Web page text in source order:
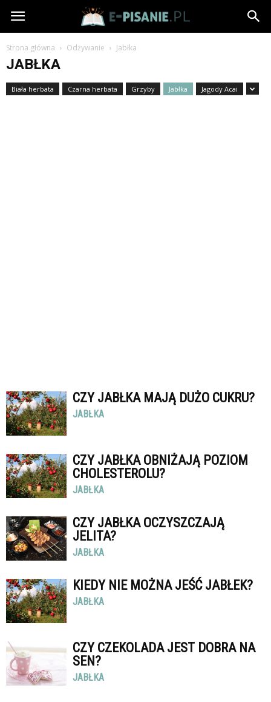
Pisanie.pl
Strona główna Odżywanie Jabłka
JABŁKA
Biała herbata Czarna herbata Grzyby Jabłka Jagody Acai
CZY JABŁKA MAJĄ DUŻO CUKRU?
JABŁKA
CZY JABŁKA OBNIŻAJĄ POZIOM
CHOLESTEROLU?
JABŁKA
CZY JABŁKA OCZYSZCZAJĄ
JELITA?
JABŁKA
KIEDY NIE MOŻNA JEŚĆ JABŁEK?
JABŁKA
CZY CZEKOLADA JEST DOBRA NA
SEN?
JABŁKA